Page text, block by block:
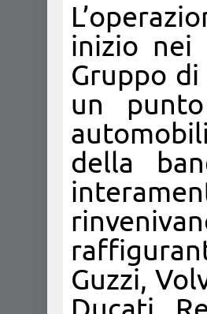
inizio nei
Gruppo
un
della
Guzzi,